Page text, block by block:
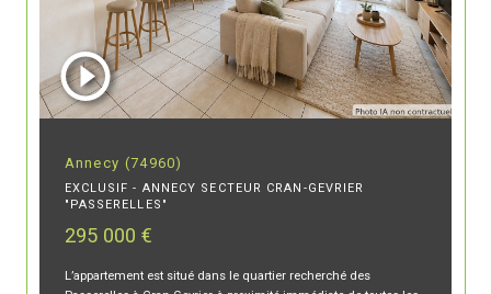
Annecy (74960)
EXCLUSIF - ANNECY SECTEUR CRAN-GEVRIER
"PASSERELLES"
295 000 €
L’appartement est situé dans le quartier recherché des